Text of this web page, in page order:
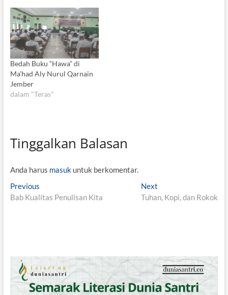
Bedah Buku “Hawa” di
Ma’had Aly Nurul Qarnain
Jember
dalam "Teras"
Tinggalkan Balasan
Anda harus masukuntuk berkomentar.
N
a
g
a
Previous
r
s
p
o
Bab Kualitas Penulisan Kita
Next
e
t
Tuhan, Kopi, dan Rokok